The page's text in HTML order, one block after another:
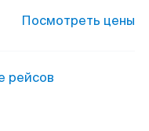
Посмотреть цены
рейсов